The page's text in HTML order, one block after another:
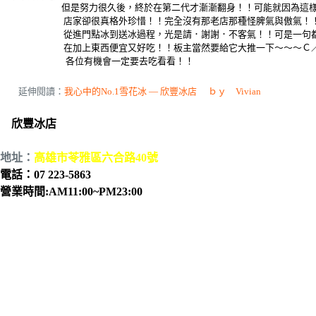
但是努力很久後，終於在第二代才漸漸翻身！！可能就因為這
店家卻很真格外珍惜！！完全沒有那老店那種怪脾氣與傲氣！！
從進門點冰到送冰過程，光是請．謝謝．不客氣！！可是一句都
在加上東西便宜又好吃！！板主當然要給它大推一下～～～Ｃ／
各位有機會一定要去吃看看！！
延伸閱讀： 我心中的No.1雪花冰 — 欣豐冰店 ｂｙ Vivian
欣豐冰店
地址： 高雄市苓雅區六合路40號
電話：07 223-5863
營業時間:AM11:00~PM23:00